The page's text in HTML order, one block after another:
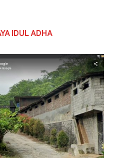
IDUL ADHA